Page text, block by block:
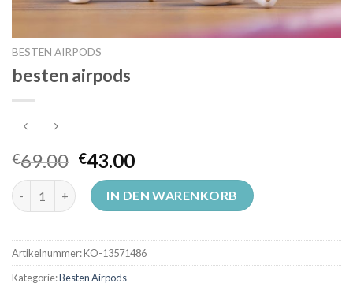
BESTEN AIRPODS
besten airpods
€69.00 €43.00
besten airpods MengeIN DEN WARENKORB
Artikelnummer:KO-13571486
Kategorie:Besten Airpods